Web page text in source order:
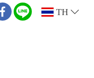
TH